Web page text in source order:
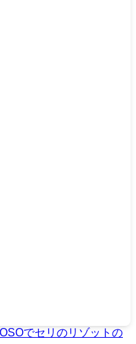
でセリのリゾットの